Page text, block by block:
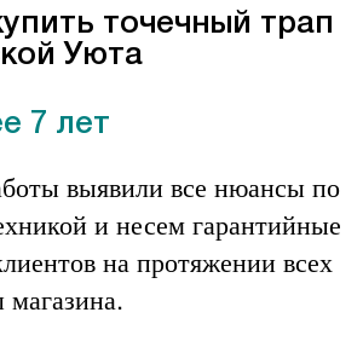
точечный трап
Уюта
7 лет
выявили все нюансы по
и несем гарантийные
на протяжении всех
магазина.